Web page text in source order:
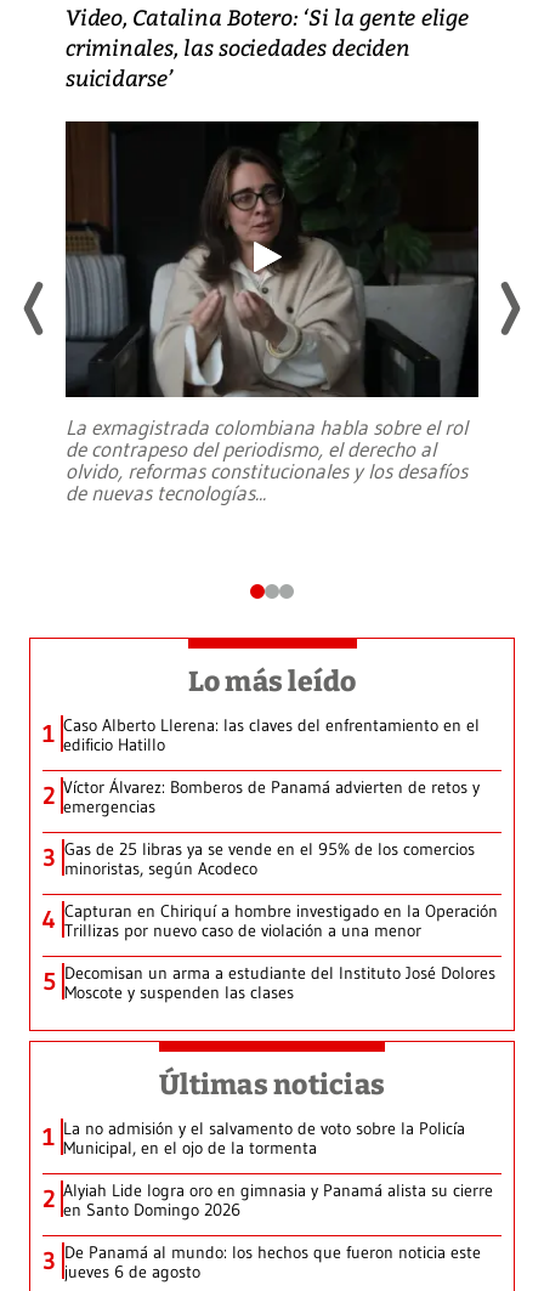
Video, Catalina Botero: ‘Si la gente elige
criminales, las sociedades deciden
suicidarse’
La exmagistrada colombiana habla sobre el rol
de contrapeso del periodismo, el derecho al
olvido, reformas constitucionales y los desafíos
de nuevas tecnologías...
Lo más leído
1 Caso Alberto Llerena: las claves del enfrentamiento en el
edificio Hatillo
2 Víctor Álvarez: Bomberos de Panamá advierten de retos y
emergencias
3 Gas de 25 libras ya se vende en el 95% de los comercios
minoristas, según Acodeco
4 Capturan en Chiriquí a hombre investigado en la Operación
Trillizas por nuevo caso de violación a una menor
5 Decomisan un arma a estudiante del Instituto José Dolores
Moscote y suspenden las clases
Últimas noticias
1 La no admisión y el salvamento de voto sobre la Policía
Municipal, en el ojo de la tormenta
2 Alyiah Lide logra oro en gimnasia y Panamá alista su cierre
en Santo Domingo 2026
3 De Panamá al mundo: los hechos que fueron noticia este
jueves 6 de agosto